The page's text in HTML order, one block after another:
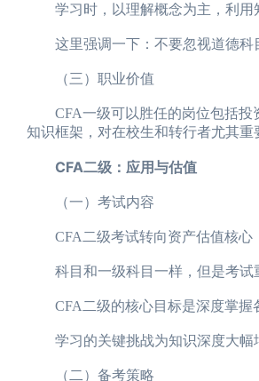
学习时，以理解概念为主，利用知
这里强调一下：不要忽视道德科
（三）职业价值
CFA一级可以胜任的岗位包括投
知识框架，对在校生和转行者尤其重
CFA二级：应用与估值
（一）考试内容
CFA二级考试转向资产估值核心
科目和一级科目一样，但是考试重
CFA二级的核心目标是深度掌握
学习的关键挑战为知识深度大幅增
（二）备考策略